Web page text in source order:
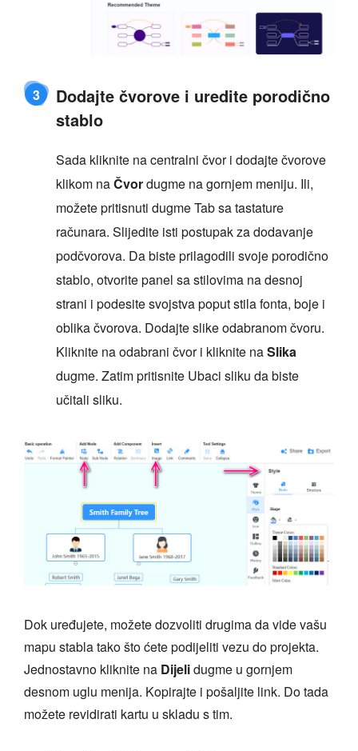
3
Dodajte čvorove i uredite porodično
stablo
Sada kliknite na centralni čvor i dodajte čvorove
klikom naČvordugme na gornjem meniju. Ili,
možete pritisnuti dugme Tab sa tastature
računara. Slijedite isti postupak za dodavanje
podčvorova. Da biste prilagodili svoje porodično
stablo, otvorite panel sa stilovima na desnoj
strani i podesite svojstva poput stila fonta, boje i
oblika čvorova. Dodajte slike odabranom čvoru.
Kliknite na odabrani čvor i kliknite naSlika
dugme. Zatim pritisnite Ubaci sliku da biste
učitali sliku.
Dok uređujete, možete dozvoliti drugima da vide vašu
mapu stabla tako što ćete podijeliti vezu do projekta.
Jednostavno kliknite na Dijelidugme u gornjem
desnom uglu menija. Kopirajte i pošaljite link. Do tada
možete revidirati kartu u skladu s tim.